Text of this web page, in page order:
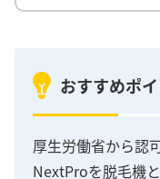
おすすめポ
厚生労働省から認
NextProを脱毛機